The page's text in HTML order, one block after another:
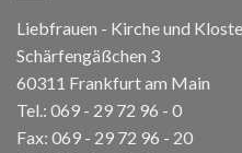
Liebfrauen - Kirche und
Schärfengäßchen 3
60311 Frankfurt am Main
Tel.: 069 - 29 72 96 - 0
Fax: 069 - 29 72 96 - 20